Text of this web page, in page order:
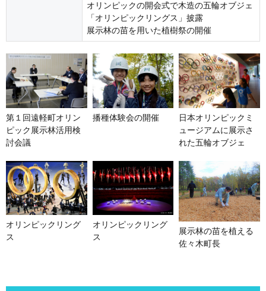
オリンピックの開会式で木造の五輪オブジェ
「オリンピックリングス」披露
展示林の苗を用いた植樹祭の開催
第１回遠軽町オリン
ピック展示林活用検
討会議
播種体験会の開催
日本オリンピックミ
ュージアムに展示さ
れた五輪オブジェ
オリンピックリング
ス
オリンピックリング
ス
展示林の苗を植える
佐々木町長